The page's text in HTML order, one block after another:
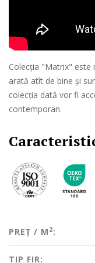
Colecția "Matrix" este
arată atît de bine și
colecția dată vor fi
contemporan.
PREȚ / M 2:
TIP FIR: